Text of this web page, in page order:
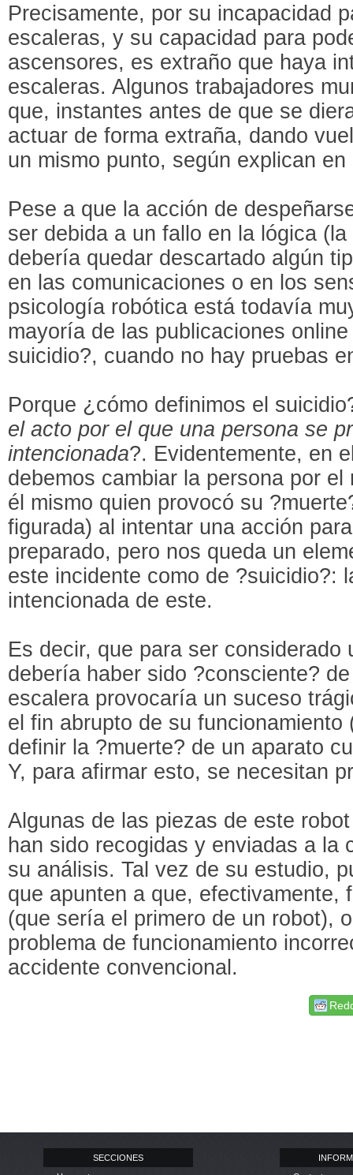
Precisamente, por su incapacidad
escaleras, y su capacidad para
ascensores, es extraño que haya
escaleras. Algunos trabajadores
que, instantes antes de que se
actuar de forma extraña, dando
un mismo punto, según explican
Pese a que la acción de
ser debida a un fallo en la lógica
debería quedar descartado algún
en las comunicaciones o en los
psicología robótica está todavía
mayoría de las publicaciones
suicidio?, cuando no hay pruebas
Porque ¿cómo definimos el
el acto por el que una persona se
intencionada?. Evidentemente, en
debemos cambiar la persona por
él mismo quien provocó su
figurada) al intentar una acción
preparado, pero nos queda un
este incidente como de ?suicidio?:
intencionada de este.
Es decir, que para ser considerado
debería haber sido ?consciente?
escalera provocaría un suceso
el fin abrupto de su
definir la ?muerte? de un aparato
Y, para afirmar esto, se necesitan
Algunas de las piezas de este
han sido recogidas y enviadas a la
su análisis. Tal vez de su estudio,
que apunten a que, efectivamente,
(que sería el primero de un robot),
problema de funcionamiento
accidente convencional.
SECCIONES